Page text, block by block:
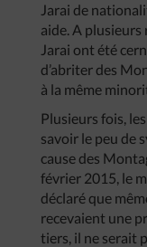
Jarai de
aide. A plusieurs
Jarai ont été
d’abriter des
à la même
Plusieurs fois,
savoir le peu de
cause des
février 2015, le
déclaré que
recevaient une
tiers, il ne serait